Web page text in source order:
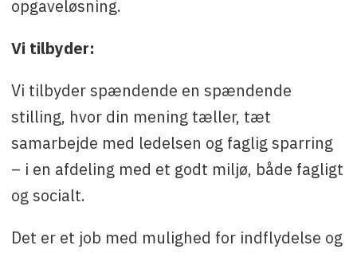
opgaveløsning.
Vi tilbyder:
Vi tilbyder spændende en spændende
stilling, hvor din mening tæller, tæt
samarbejde med ledelsen og faglig sparring
– i en afdeling med et godt miljø, både fagligt
og socialt.
Det er et job med mulighed for indflydelse og